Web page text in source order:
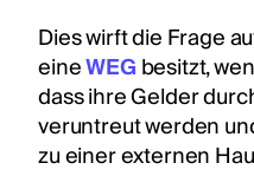
Dies wirft die Frage
eineWEGbesitzt,
dass ihre Gelder
veruntreut werden
zu einer externen